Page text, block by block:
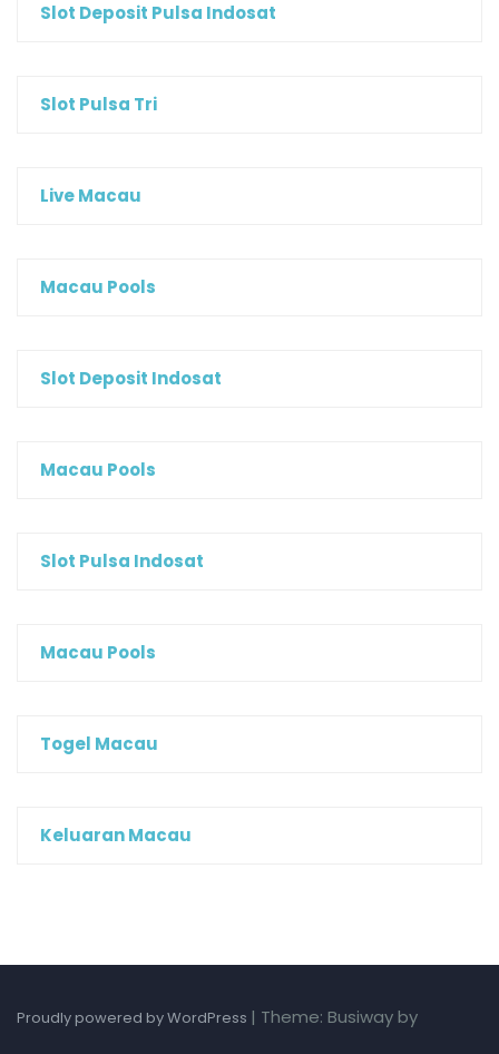
Slot Deposit Pulsa Indosat
Slot Pulsa Tri
Live Macau
Macau Pools
Slot Deposit Indosat
Macau Pools
Slot Pulsa Indosat
Macau Pools
Togel Macau
Keluaran Macau
Proudly powered by WordPress | Theme: Busiway by